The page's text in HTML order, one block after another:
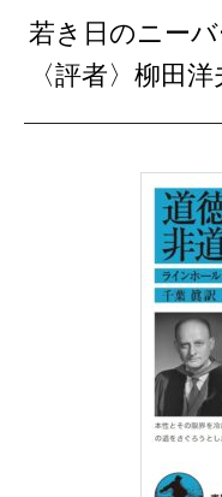
若き日のニー
〈評者〉柳田洋